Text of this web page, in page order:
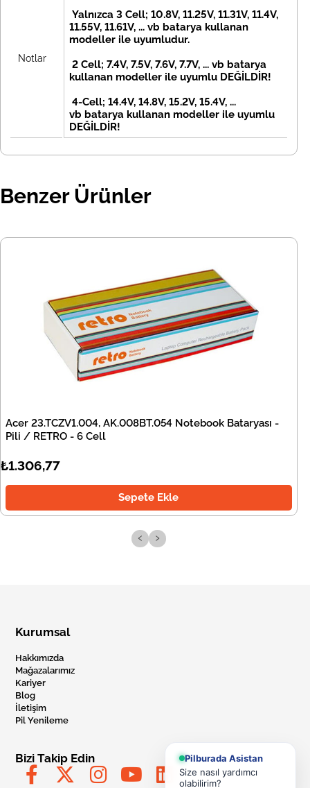
Notlar
Yalnızca 3 Cell; 10.8V, 11.25V, 11.31V, 11.4V,
11.55V, 11.61V, ... vb batarya kullanan
modeller ile uyumludur.
2 Cell; 7.4V, 7.5V, 7.6V, 7.7V, ... vb batarya
kullanan modeller ile uyumlu DEĞİLDİR!
4-Cell; 14.4V, 14.8V, 15.2V, 15.4V, ...
vb batarya kullanan modeller ile uyumlu
DEĞİLDİR!
Benzer Ürünler
Acer 23.TCZV1.004, AK.008BT.054 Notebook Bataryası -
Pili / RETRO - 6 Cell
₺1.306,77
Sepete Ekle
‹ ›
Kurumsal
Hakkımızda
Mağazalarımız
Kariyer
Blog
İletişim
Pil Yenileme
Bizi Takip Edin
Pilburada Asistan
Size nasıl yardımcı
olabilirim?